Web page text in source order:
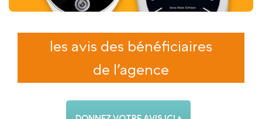
les avis des bénéficiaires
de l’agence